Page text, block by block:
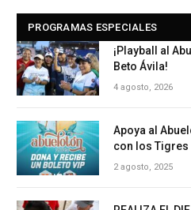
PROGRAMAS ESPECIALES
¡Playball al
Beto Ávila!
4 agosto, 2026
Apoya al
con los Tigres
2 agosto, 2025